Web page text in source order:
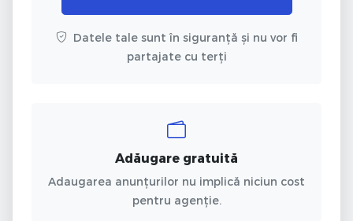
Datele tale sunt în siguranță și nu vor fi
partajate cu terți
Adăugare gratuită
Adaugarea anunțurilor nu implică niciun cost
pentru agenție.